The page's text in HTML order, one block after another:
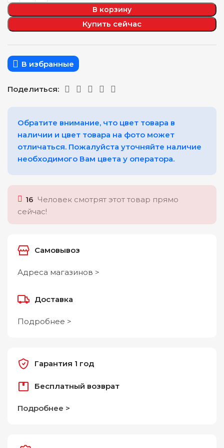
В корзину
Купить сейчас
В избранные
Поделиться:
Обратите внимание, что цвет товара в
наличии и цвет товара на фото может
отличаться. Пожалуйста уточняйте наличие
необходимого Вам цвета у оператора.
16 Человек смотрят этот товар прямо
сейчас!
Самовывоз
Адреса магазинов >
Доставка
Подробнее >
Гарантия 1 год
Бесплатный возврат
Подробнее >